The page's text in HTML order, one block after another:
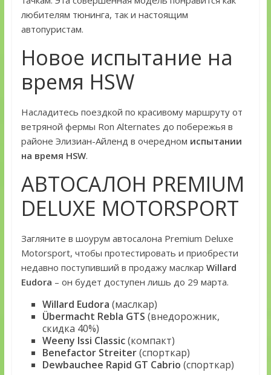
любителям тюнинга, так и настоящим
автопуристам.
Новое испытание на
время HSW
Насладитесь поездкой по красивому маршруту от
ветряной фермы Ron Alternates до побережья в
районе Элизиан-Айленд в очередном испытании
на время HSW.
АВТОСАЛОН PREMIUM
DELUXE MOTORSPORT
Загляните в шоурум автосалона Premium Deluxe
Motorsport, чтобы протестировать и приобрести
недавно поступивший в продажу маслкар Willard
Eudora – он будет доступен лишь до 29 марта.
Willard Eudora (маслкар)
Übermacht Rebla GTS (внедорожник,
скидка 40%)
Weeny Issi Classic(компакт)
Benefactor Streiter(спорткар)
Dewbauchee Rapid GT Cabrio (спорткар)